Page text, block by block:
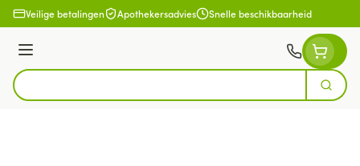
Ga naar de inhoud
Veilige betalingen Apothekersadvies Snelle beschikbaarheid
Menu
Product, merk, categorie...
Zoek